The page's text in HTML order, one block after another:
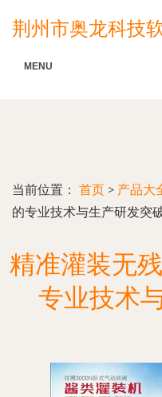
荆州市奥龙科技
MENU
当前位置： 首页 > 产品大
的专业技术与生产研发突
精准灌装无
专业技术